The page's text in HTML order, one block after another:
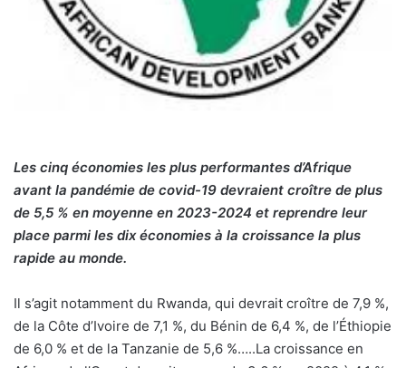
Les cinq économies les plus performantes d’Afrique
avant la pandémie de covid-19 devraient croître de plus
de 5,5 % en moyenne en 2023-2024 et reprendre leur
place parmi les dix économies à la croissance la plus
rapide au monde.
Il s’agit notamment du Rwanda, qui devrait croître de 7,9 %,
de la Côte d’Ivoire de 7,1 %, du Bénin de 6,4 %, de l’Éthiopie
de 6,0 % et de la Tanzanie de 5,6 %…..La croissance en